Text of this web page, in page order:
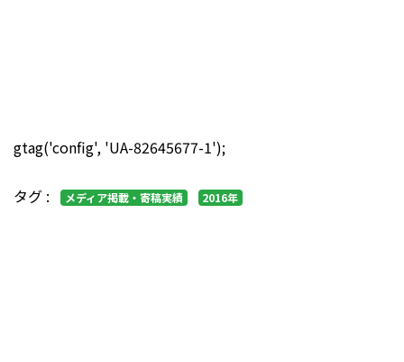
gtag('config', 'UA-82645677-1');
タグ : メディア掲載・寄稿実績 2016年